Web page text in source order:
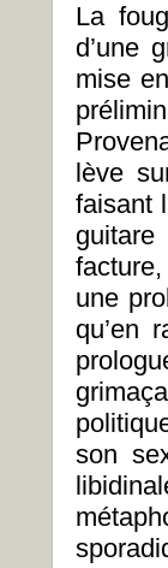
La
d’une
mise
lève
faisant
guitare
une
qu’en
son